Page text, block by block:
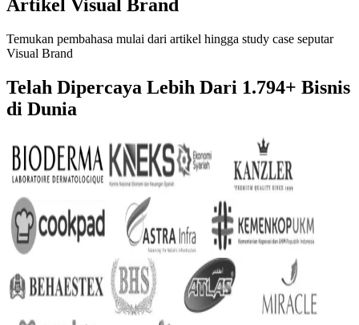
Artikel Visual Brand
Temukan pembahasa mulai dari artikel hingga study case seputar
Visual Brand
Telah Dipercaya Lebih Dari 1.794+ Bisnis
di Dunia